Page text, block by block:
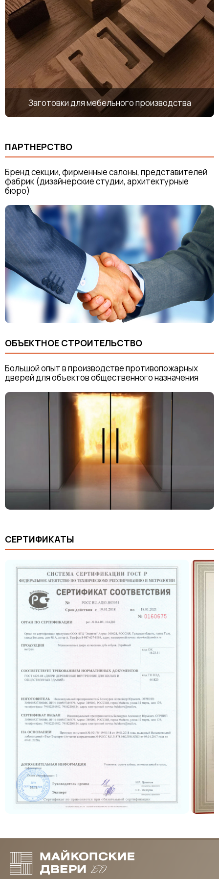
Заготовки для мебельного производства
ПАРТНЕРСТВО
Бренд секции, фирменные салоны, представителей
фабрик (дизайнерские студии, архитектурные
бюро)
ОБЪЕКТНОЕ СТРОИТЕЛЬСТВО
Большой опыт в производстве противопожарных
дверей для объектов общественного назначения
СЕРТИФИКАТЫ